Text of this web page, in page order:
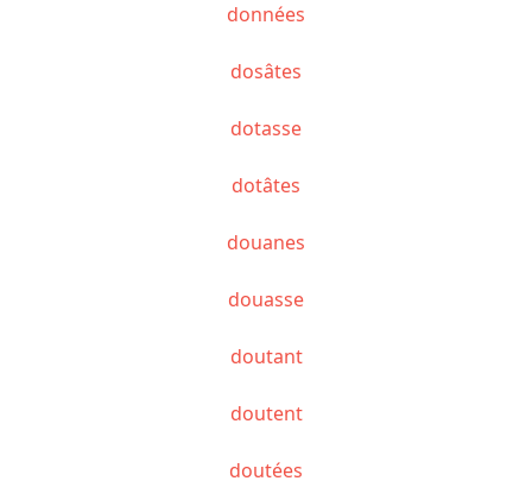
données
dosâtes
dotasse
dotâtes
douanes
douasse
doutant
doutent
doutées